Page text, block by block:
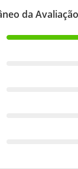
da Avaliação